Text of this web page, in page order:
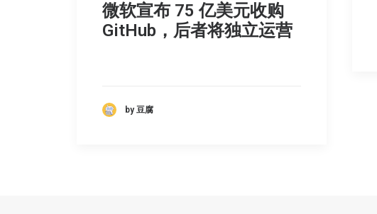
微软宣布 75 亿美元收购
GitHub，后者将独立运营
by 豆腐